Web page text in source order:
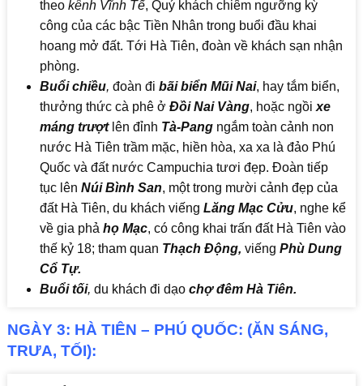
theo kênh Vĩnh Tế, Quý khách chiêm ngưỡng kỳ
công của các bậc Tiền Nhân trong buổi đầu khai
hoang mở đất. Tới Hà Tiên, đoàn về khách sạn nhận
phòng.
Buổi chiều, đoàn đi bãi biển Mũi Nai, hay tắm biển,
thưởng thức cà phê ở Đồi Nai Vàng, hoặc ngồi xe
máng trượtlên đỉnh Tà-Pang ngắm toàn cảnh non
nước Hà Tiên trầm mặc, hiền hòa, xa xa là đảo Phú
Quốc và đất nước Campuchia tươi đẹp. Đoàn tiếp
tục lên Núi Bình San, một trong mười cảnh đẹp của
đất Hà Tiên, du khách viếng Lăng Mạc Cửu, nghe kể
về gia phả họ Mạc, có công khai trấn đất Hà Tiên vào
thế kỷ 18; tham quan Thạch Động, viếng Phù Dung
Cổ Tự.
Buổi tối, du khách đi dạo chợ đêm Hà Tiên.
NGÀY 3: HÀ TIÊN – PHÚ QUỐC: (ĂN SÁNG,
TRƯA, TỐI):